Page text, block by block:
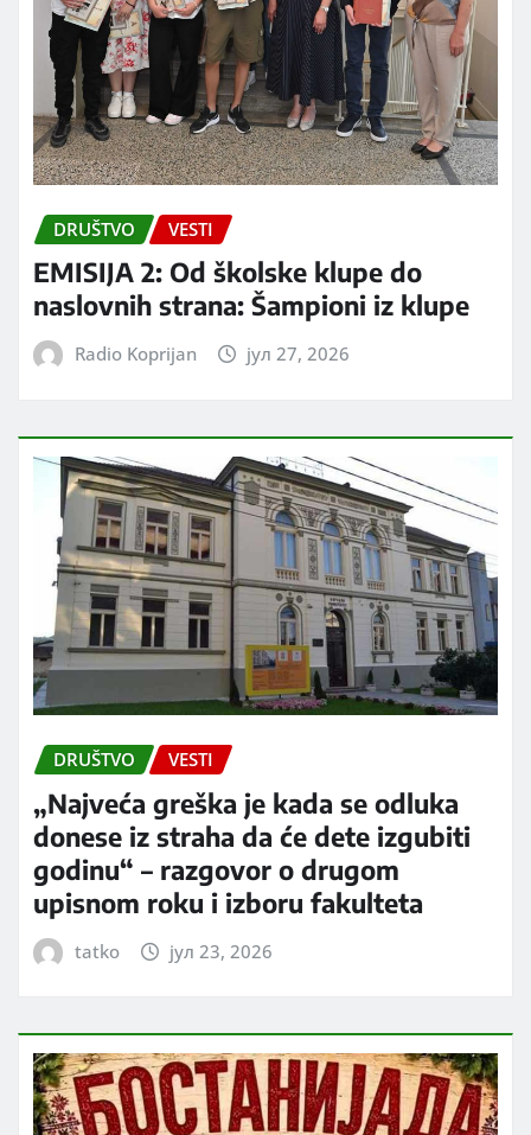
DRUŠTVO VESTI
EMISIJA 2: Od školske klupe do
naslovnih strana: Šampioni iz klupe
Radio Koprijan јул 27, 2026
DRUŠTVO VESTI
„Najveća greška je kada se odluka
donese iz straha da će dete izgubiti
godinu“ – razgovor o drugom
upisnom roku i izboru fakulteta
tatko јул 23, 2026